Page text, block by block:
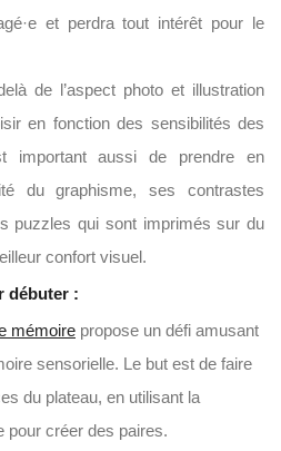
et perdra tout intérêt pour le
de l’aspect photo et illustration
en fonction des sensibilités des
important aussi de prendre en
du graphisme, ses contrastes
puzzles qui sont imprimés sur du
confort visuel.
débuter :
mémoire propose un défi amusant
sensorielle. Le but est de faire
du plateau, en utilisant la
pour créer des paires.